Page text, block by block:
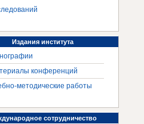
Изданияинститута
конференций
методические работы
сотрудничество